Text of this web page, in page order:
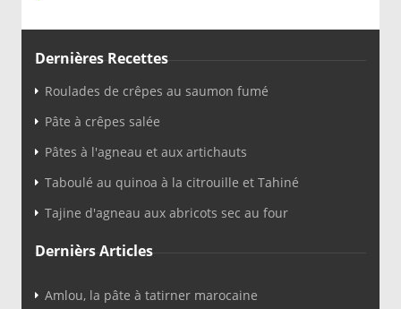
Dernières Recettes
Roulades de crêpes au saumon fumé
Pâte à crêpes salée
Pâtes à l'agneau et aux artichauts
Taboulé au quinoa à la citrouille et Tahiné
Tajine d'agneau aux abricots sec au four
Dernièrs Articles
Amlou, la pâte à tatirner marocaine